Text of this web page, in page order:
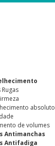
absoluto
de volumes
Antimanchas
Antifadiga